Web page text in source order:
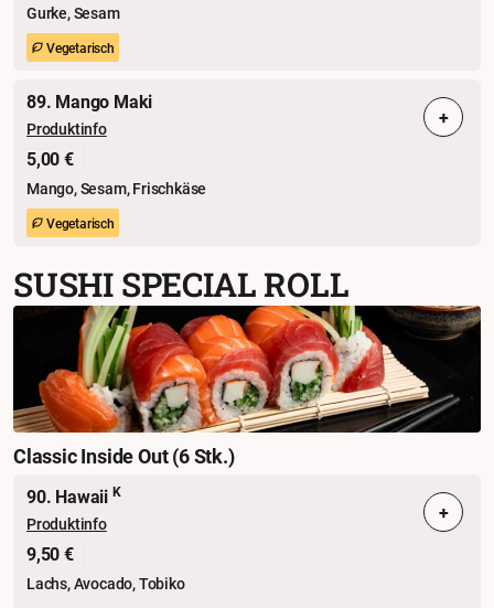
Gurke, Sesam
Vegetarisch
89. Mango Maki
Produktinfo
5,00 €
Mango, Sesam, Frischkäse
Vegetarisch
+
SUSHI SPECIAL ROLL
Classic Inside Out (6 Stk.)
90. Hawaii K
Produktinfo
9,50 €
Lachs, Avocado, Tobiko
+